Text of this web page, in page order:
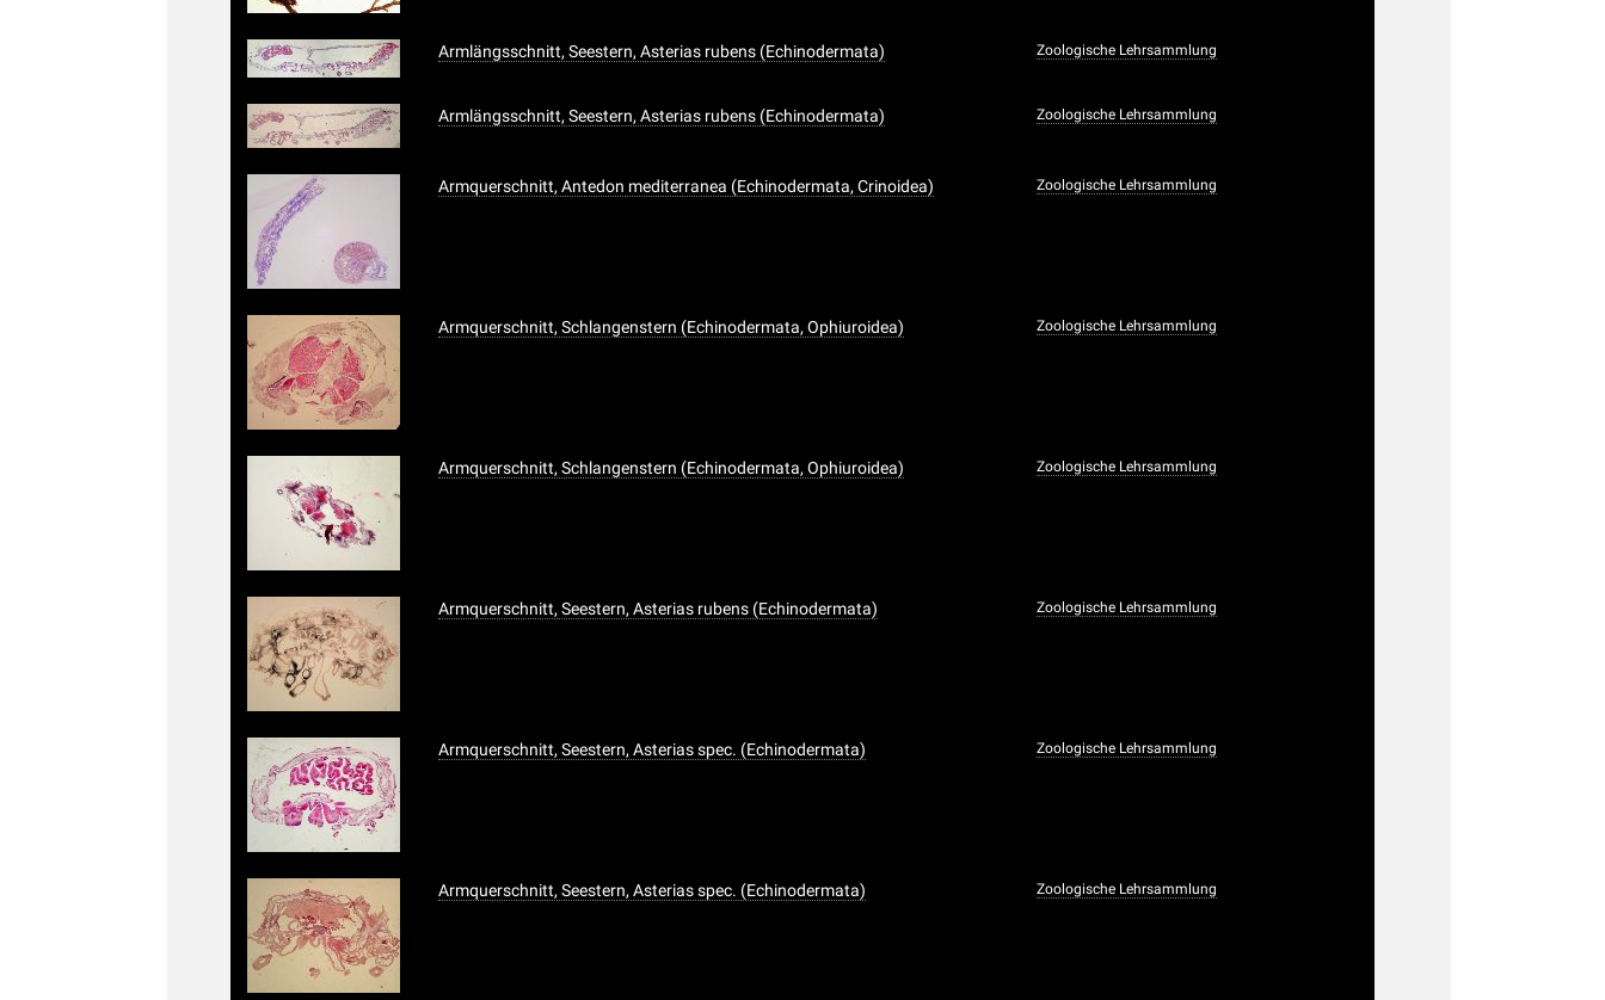
Armlängsschnitt, Seestern, Asterias rubens (Echinodermata) Zoologische Lehrsammlung
Armlängsschnitt, Seestern, Asterias rubens (Echinodermata) Zoologische Lehrsammlung
Armquerschnitt, Antedon mediterranea (Echinodermata, Crinoidea) Zoologische Lehrsammlung
Armquerschnitt, Schlangenstern (Echinodermata, Ophiuroidea) Zoologische Lehrsammlung
Armquerschnitt, Schlangenstern (Echinodermata, Ophiuroidea) Zoologische Lehrsammlung
Armquerschnitt, Seestern, Asterias rubens (Echinodermata) Zoologische Lehrsammlung
Armquerschnitt, Seestern, Asterias spec. (Echinodermata) Zoologische Lehrsammlung
Armquerschnitt, Seestern, Asterias spec. (Echinodermata) Zoologische Lehrsammlung